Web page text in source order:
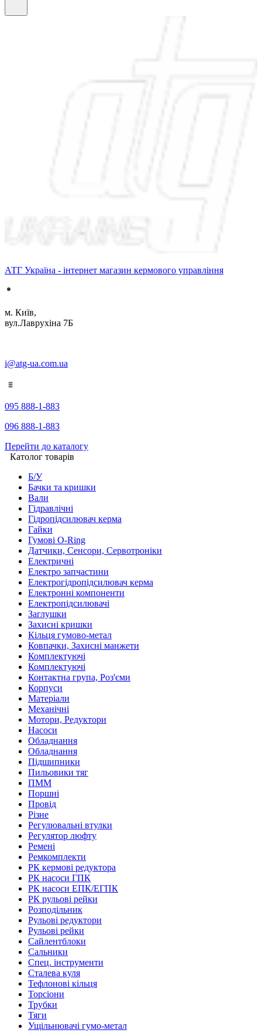
АТГ Україна - інтернет магазин кермового управління
м. Київ,
вул.Лаврухіна 7Б
i@atg-ua.com.ua
095 888-1-883
096 888-1-883
Перейти до каталогу
Католог товарів
Б/У
Бачки та кришки
Вали
Гідравлічні
Гідропідсилювач керма
Гайки
Гумові O-Ring
Датчики, Сенсори, Сервотроніки
Електричні
Електро запчастини
Електрогідропідсилювач керма
Електронні компоненти
Електропідсилювачі
Заглушки
Захисні кришки
Кільця гумово-метал
Ковпачки, Захисні манжети
Комплектуючі
Комплектуючі
Контактна група, Роз'єми
Корпуси
Матеріали
Механічні
Мотори, Редуктори
Насоси
Обладнання
Обладнання
Підшипники
Пильовики тяг
ПММ
Поршні
Провід
Різне
Регулювальні втулки
Регулятор люфту
Ремені
Ремкомплекти
РК кермові редуктора
РК насоси ГПК
РК насоси ЕПК/ЕГПК
РК рульові рейки
Розподільник
Рульові редуктори
Рульові рейки
Сайлентблоки
Сальники
Спец. інструменти
Сталева куля
Тефлонові кільця
Торсіони
Трубки
Тяги
Ущільнювачі гумо-метал